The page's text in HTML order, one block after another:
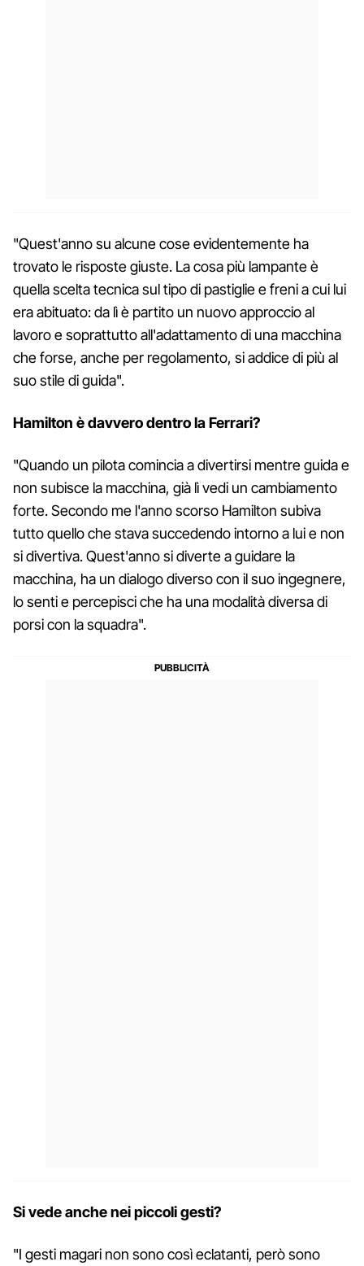
"Quest'anno su alcune cose evidentemente ha
trovato le risposte giuste. La cosa più lampante è
quella scelta tecnica sul tipo di pastiglie e freni a cui lui
era abituato: da lì è partito un nuovo approccio al
lavoro e soprattutto all'adattamento di una macchina
che forse, anche per regolamento, si addice di più al
suo stile di guida".
Hamilton è davvero dentro la Ferrari?
"Quando un pilota comincia a divertirsi mentre guida e
non subisce la macchina, già lì vedi un cambiamento
forte. Secondo me l'anno scorso Hamilton subiva
tutto quello che stava succedendo intorno a lui e non
si divertiva. Quest'anno si diverte a guidare la
macchina, ha un dialogo diverso con il suo ingegnere,
lo senti e percepisci che ha una modalità diversa di
porsi con la squadra".
Si vede anche nei piccoli gesti?
"I gesti magari non sono così eclatanti, però sono